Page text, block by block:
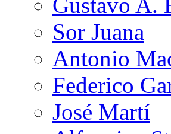
Sor Juana
Antonio
Federico
José Martí